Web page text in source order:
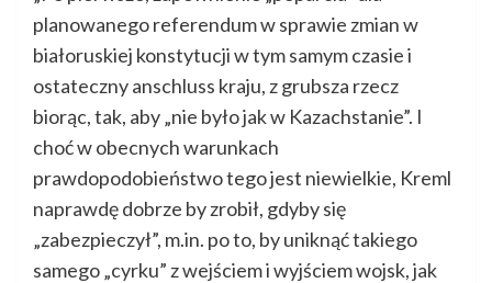
planowanego referendum w sprawie zmian w
białoruskiej konstytucji w tym samym czasie i
ostateczny anschluss kraju, z grubsza rzecz
biorąc, tak, aby „nie było jak w Kazachstanie”. I
choć w obecnych warunkach
prawdopodobieństwo tego jest niewielkie, Kreml
naprawdę dobrze by zrobił, gdyby się
„zabezpieczył”, m.in. po to, by uniknąć takiego
samego „cyrku” z wejściem i wyjściem wojsk, jak